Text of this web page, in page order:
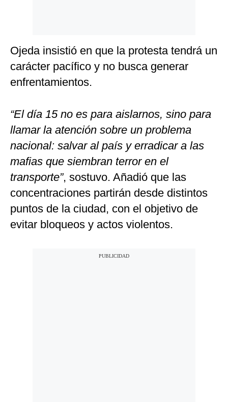
Ojeda insistió en que la protesta tendrá un
carácter pacífico y no busca generar
enfrentamientos.
“El día 15 no es para aislarnos, sino para
llamar la atención sobre un problema
nacional: salvar al país y erradicar a las
mafias que siembran terror en el
transporte”, sostuvo. Añadió que las
concentraciones partirán desde distintos
puntos de la ciudad, con el objetivo de
evitar bloqueos y actos violentos.